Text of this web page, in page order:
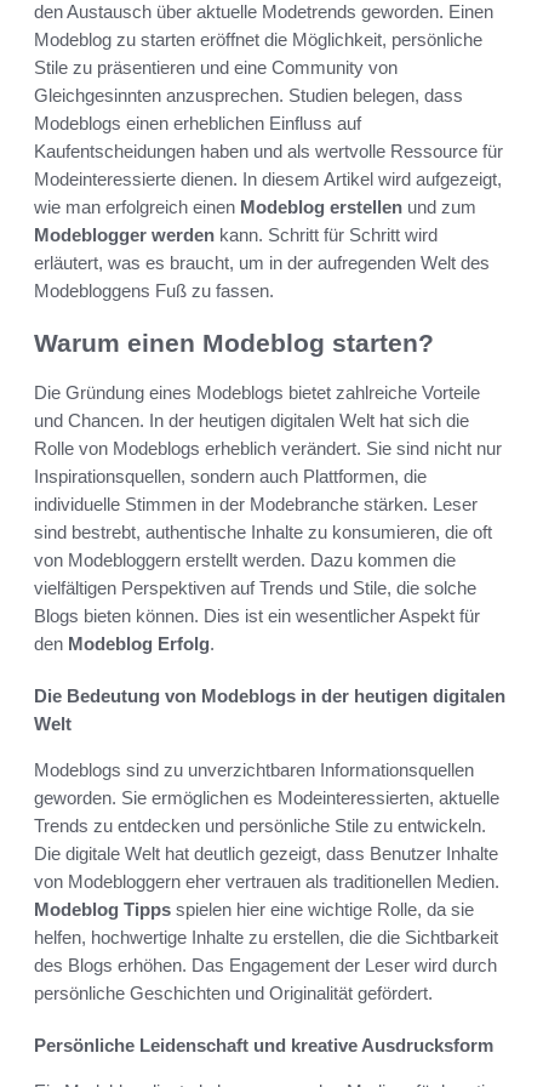
den Austausch über aktuelle Modetrends geworden. Einen
Modeblog zu starten eröffnet die Möglichkeit, persönliche
Stile zu präsentieren und eine Community von
Gleichgesinnten anzusprechen. Studien belegen, dass
Modeblogs einen erheblichen Einfluss auf
Kaufentscheidungen haben und als wertvolle Ressource für
Modeinteressierte dienen. In diesem Artikel wird aufgezeigt,
wie man erfolgreich einen Modeblog erstellen und zum
Modeblogger werden kann. Schritt für Schritt wird
erläutert, was es braucht, um in der aufregenden Welt des
Modebloggens Fuß zu fassen.
Warum einen Modeblog starten?
Die Gründung eines Modeblogs bietet zahlreiche Vorteile
und Chancen. In der heutigen digitalen Welt hat sich die
Rolle von Modeblogs erheblich verändert. Sie sind nicht nur
Inspirationsquellen, sondern auch Plattformen, die
individuelle Stimmen in der Modebranche stärken. Leser
sind bestrebt, authentische Inhalte zu konsumieren, die oft
von Modebloggern erstellt werden. Dazu kommen die
vielfältigen Perspektiven auf Trends und Stile, die solche
Blogs bieten können. Dies ist ein wesentlicher Aspekt für
den Modeblog Erfolg.
Die Bedeutung von Modeblogs in der heutigen digitalen
Welt
Modeblogs sind zu unverzichtbaren Informationsquellen
geworden. Sie ermöglichen es Modeinteressierten, aktuelle
Trends zu entdecken und persönliche Stile zu entwickeln.
Die digitale Welt hat deutlich gezeigt, dass Benutzer Inhalte
von Modebloggern eher vertrauen als traditionellen Medien.
Modeblog Tipps spielen hier eine wichtige Rolle, da sie
helfen, hochwertige Inhalte zu erstellen, die die Sichtbarkeit
des Blogs erhöhen. Das Engagement der Leser wird durch
persönliche Geschichten und Originalität gefördert.
Persönliche Leidenschaft und kreative Ausdrucksform